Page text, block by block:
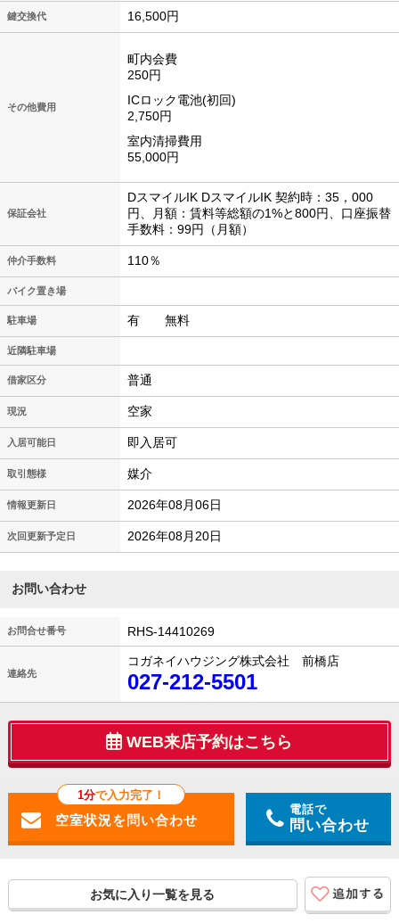
鍵交換代 16,500円
その他費用
町内会費
250円
ICロック電池(初回)
2,750円
室内清掃費用
55,000円
保証会社
DスマイルIK DスマイルIK 契約時：35，000
円、月額：賃料等総額の1%と800円、口座振替
手数料：99円（月額）
仲介手数料 110％
バイク置き場
駐車場 有 無料
近隣駐車場
借家区分 普通
現況 空家
入居可能日 即入居可
取引態様 媒介
情報更新日 2026年08月06日
次回更新予定日 2026年08月20日
お問い合わせ
お問合せ番号 RHS-14410269
連絡先
コガネイハウジング株式会社 前橋店
027-212-5501
WEB来店予約はこちら
1分で入力完了！
電話で
問い合わせ
お気に入り一覧を見る